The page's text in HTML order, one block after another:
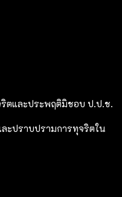
ริตและประพฤติมิชอบ ป.ป.ช.
ะปราบปรามการทุจริตใน